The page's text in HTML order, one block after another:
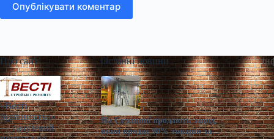
Опублікувати коментар
Про сайт
«Весті
будівництва»
— галузевий
Останні новини
На Сумщині продають завод,
який продає 90% товарів за